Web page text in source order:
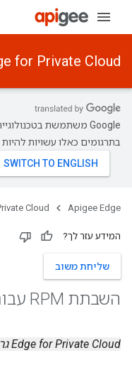
for Private Cloud
בתרגומים כאלו עשויות להיות
Apigee Edge
Cloud
המידע עזר לך?
שליחת משוב
השבתת RPM עבור גרסאות תיקון
Edge for Private Cloud גרסה 4.19.01